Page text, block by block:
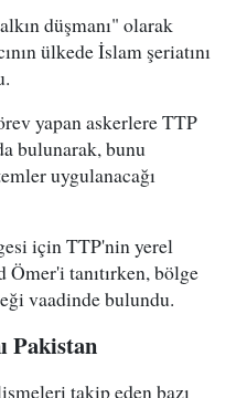
düşmanı" olarak
ülkede İslam şeriatını
yapan askerlere TTP
bulunarak, bunu
uygulanacağı
için TTP'nin yerel
tanıtırken, bölge
vaadinde bulundu.
Pakistan
takip eden bazı